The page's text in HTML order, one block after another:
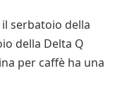
serbatoio della
della Delta Q
per caffè ha una